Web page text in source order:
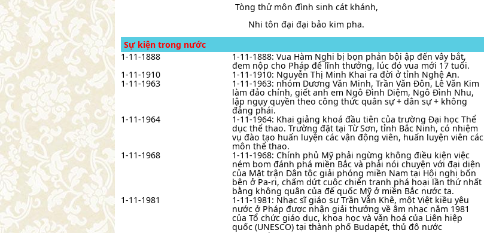
Tòng thử môn đình sinh cát khánh,
Nhi tôn đại đại bảo kim pha.
Sự kiện trong nước
1-11-1888
1-11-1888: Vua Hàm Nghi bị bọn phản bội ập đến vây bắt,
đem nộp cho Pháp để lĩnh thưởng, lúc đó vua mới 17 tuổi.
1-11-1910 1-11-1910: Nguyễn Thị Minh Khai ra đời ở tỉnh Nghệ An.
1-11-1963 1-11-1963: nhóm Dương Vǎn Minh, Trần Vǎn Đôn, Lê Vǎn Kim
làm đảo chính, giết anh em Ngô Đình Diệm, Ngô Đình Nhu,
lập ngụy quyền theo công thức quân sự + dân sự + không
đảng phái.
1-11-1964 1-11-1964: Khai giảng khoá đầu tiên của trường Đại học Thể
dục thể thao. Trường đặt tại Từ Sơn, tỉnh Bắc Ninh, có nhiệm
vụ đào tạo huấn luyện các vận động viên, huấn luyện viên các
môn thể thao.
1-11-1968 1-11-1968: Chính phủ Mỹ phải ngừng không điều kiện việc
ném bom đánh phá miền Bắc và phải nói chuyện với đại diện
của Mặt trận Dân tộc giải phóng miền Nam tại Hội nghị bốn
bên ở Pa-ri, chấm dứt cuộc chiến tranh phá hoại lần thứ nhất
bằng không quân của đế quốc Mỹ ở miền Bắc nước ta.
1-11-1981 1-11-1981: Nhạc sĩ giáo sư Trần Vǎn Khê, một Việt kiều yêu
nước ở Pháp được nhận giải thưởng về âm nhạc nǎm 1981
của Tổ chức giáo dục, khoa học và vǎn hoá của Liên hiệp
quốc (UNESCO) tại thành phố Budapét, thủ đô nước